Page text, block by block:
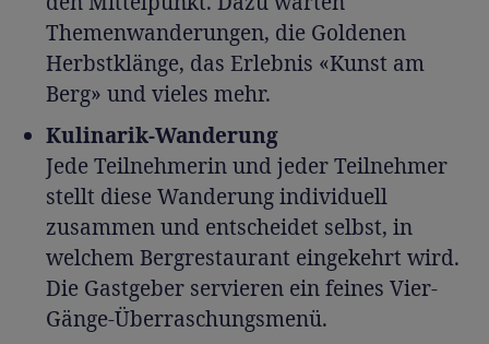
Themenwanderungen, die Goldenen
Herbstklänge, das Erlebnis «Kunst am
Berg» und vieles mehr.
Kulinarik-Wanderung
Jede Teilnehmerin und jeder Teilnehmer
stellt diese Wanderung individuell
zusammen und entscheidet selbst, in
welchem Bergrestaurant eingekehrt wird.
Die Gastgeber servieren ein feines Vier-
Gänge-Überraschungsmenü.